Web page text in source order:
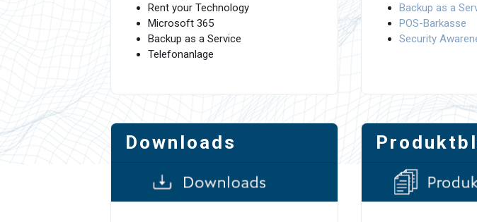
Rent your Technology
Microsoft 365
Backup as a Service
Telefonanlage
Backup as a
POS-Barkasse
Security
Downloads